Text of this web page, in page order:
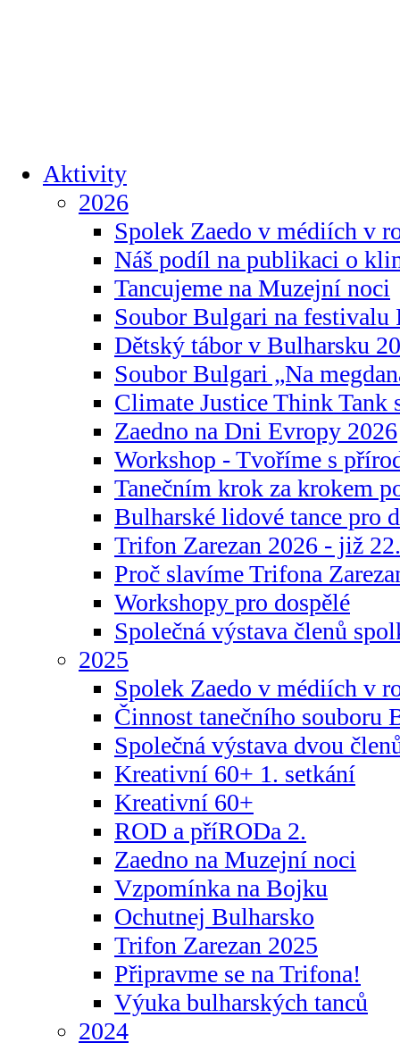
Aktivity
2026
Spolek Zaedo v médiích v
Náš podíl na publikaci o
Tancujeme na Muzejní noci
Soubor Bulgari na festivalu
Dětský tábor v Bulharsku
Soubor Bulgari „Na
Climate Justice Think Tank
Zaedno na Dni Evropy 2026
Workshop - Tvoříme s
Tanečním krok za krokem
Bulharské lidové tance pro
Trifon Zarezan 2026 - již
Proč slavíme Trifona
Workshopy pro dospělé
Společná výstava členů
2025
Spolek Zaedo v médiích v
Činnost tanečního souboru
Společná výstava dvou
Kreativní 60+ 1. setkání
Kreativní 60+
ROD a příRODa 2.
Zaedno na Muzejní noci
Vzpomínka na Bojku
Ochutnej Bulharsko
Trifon Zarezan 2025
Připravme se na Trifona!
Výuka bulharských tanců
2024